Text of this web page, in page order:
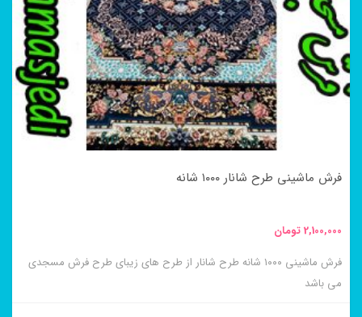
باشد.
گزینه
ها
صفحه
انتخاب
شوند
فرش ماشینی طرح شانار ۱۰۰۰ شانه
2,100,000تومان
فرش ماشینی ۱۰۰۰ شانه طرح شانار از طرح های زیبای طرح فرش مسجدی
می باشد